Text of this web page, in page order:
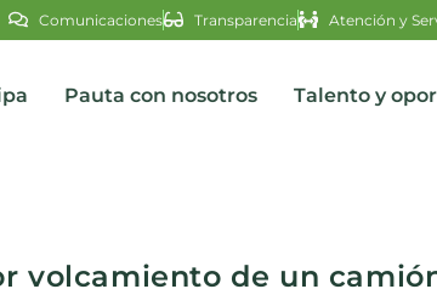
Comunicaciones Transparencia Atención y
Pauta con nosotros Talento y
volcamiento de un